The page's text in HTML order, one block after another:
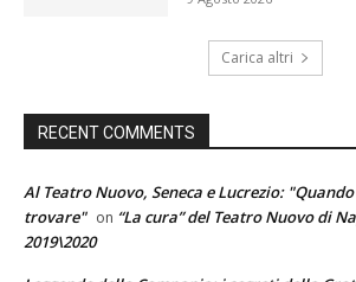
Carica altri
RECENT COMMENTS
Al Teatro Nuovo, Seneca e Lucrezio:
trovare" on “La cura” del Teatro Nuovo di
2019\2020